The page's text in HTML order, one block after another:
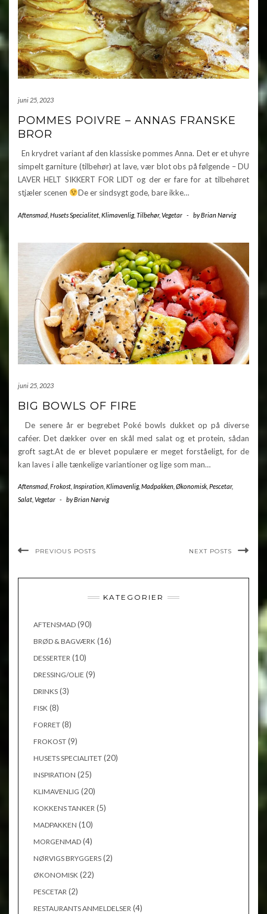
juni 25, 2023
POMMES POIVRE – ANNAS FRANSKE
BROR
En krydret variant af den klassiske pommes Anna. Det er et uhyre
simpelt garniture (tilbehør) at lave, vær blot obs på følgende – DU
LAVER HELT SIKKERT FOR LIDT og der er fare for at tilbehøret
stjæler scenen
De er sindsygt gode, bare ikke…
Aftensmad Husets Specialitet Klimavenlig, Tilbehør, Vegetar - byBrian Nørvig
juni 25, 2023
BIG BOWLS OF FIRE
De senere år er begrebet Poké bowls dukket op på diverse
caféer. Det dækker over en skål med salat og et protein, sådan
groft sagt.At de er blevet populære er meget forståeligt, for de
kan laves i alle tænkelige variantioner og lige som man…
Aftensmad Frokost Inspiration Klimavenlig, Madpakken Økonomisk Pescetar,
Salat Vegetar - byBrian Nørvig
PREVIOUS POSTS NEXT POSTS
KATEGORIER
AFTENSMAD (90)
BRØD & BAGVÆRK (16)
DESSERTER (10)
DRESSING/OLIE (9)
DRINKS (3)
FISK (8)
FORRET (8)
FROKOST (9)
HUSETS SPECIALITET (20)
INSPIRATION (25)
KLIMAVENLIG (20)
KOKKENS TANKER (5)
MADPAKKEN (10)
MORGENMAD (4)
NØRVIGS BRYGGERS (2)
ØKONOMISK (22)
PESCETAR (2)
RESTAURANTS ANMELDELSER (4)